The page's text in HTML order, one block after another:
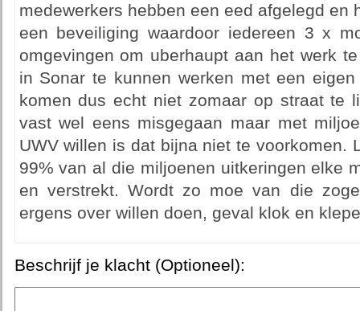
medewerkers hebben een eed afgelegd en
een beveiliging waardoor iedereen 3 x
omgevingen om uberhaupt aan het werk
in Sonar te kunnen werken met een
komen dus echt niet zomaar op straat te
vast wel eens misgegaan maar met
UWV willen is dat bijna niet te voorkomen.
99% van al die miljoenen uitkeringen elke
en verstrekt. Wordt zo moe van die
ergens over willen doen, geval klok en
Beschrijf je klacht (Optioneel):